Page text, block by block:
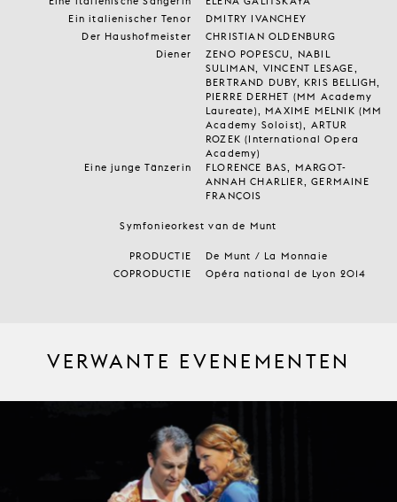
Ein italienischer Tenor
DMITRY IVANCHEY
Der Haushofmeister
CHRISTIAN OLDENBURG
Diener
ZENO POPESCU, NABIL
SULIMAN, VINCENT LESAGE,
BERTRAND DUBY, KRIS BELLIGH,
PIERRE DERHET (MM Academy
Laureate), MAXIME MELNIK (MM
Academy Soloist), ARTUR
ROZEK (International Opera
Academy)
Eine junge Tänzerin
FLORENCE BAS, MARGOT-
ANNAH CHARLIER, GERMAINE
FRANÇOIS
Symfonieorkest van de Munt
PRODUCTIE
De Munt / La Monnaie
COPRODUCTIE
Opéra national de Lyon 2014
VERWANTE EVENEMENTEN